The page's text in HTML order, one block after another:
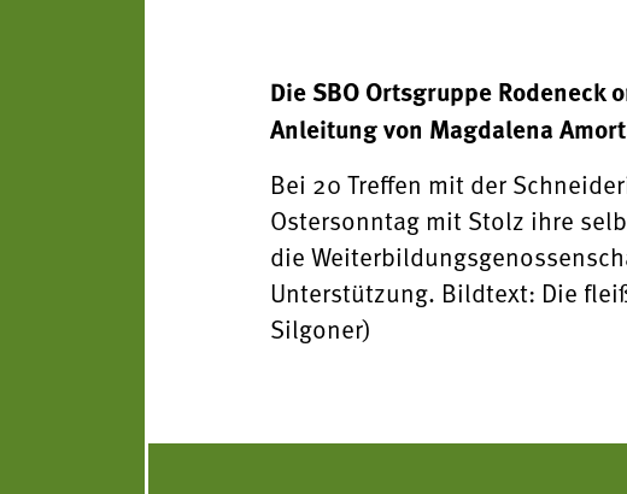
Die SBO Ortsgruppe
Anleitung von Magdalena
Bei 20 Treffen mit der
Ostersonntag mit Stolz ihre
die
Unterstützung. Bildtext: Die
Silgoner)